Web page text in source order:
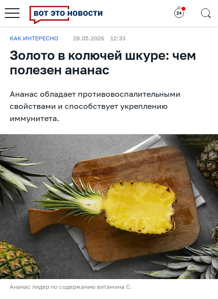
КАК ИНТЕРЕСНО 28.05.2026 12:33
Золото в колючей шкуре: чем
полезен ананас
Ананас обладает противовоспалительными
свойствами и способствует укреплению
иммунитета.
Ананас лидер по содержанию витамина С.